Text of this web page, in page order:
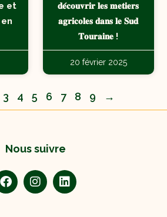
et
𝐝𝐞́𝐜𝐨𝐮𝐯𝐫𝐢𝐫 𝐥𝐞𝐬 𝐦𝐞𝐭𝐢𝐞𝐫𝐬
𝐚𝐠𝐫𝐢𝐜𝐨𝐥𝐞𝐬 𝐝𝐚𝐧𝐬 𝐥𝐞 𝐒𝐮𝐝
𝐓𝐨𝐮𝐫𝐚𝐢𝐧𝐞 !
20 février 2025
3 4 5 6 7 8 9 →
Nous suivre